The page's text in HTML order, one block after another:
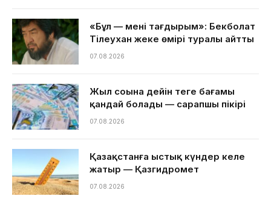
«Бұл — менің тағдырым»: Бекболат
Тілеухан жеке өмірі туралы айтты
07.08.2026
Жыл соңына дейін теңге бағамы
қандай болады — сарапшы пікірі
07.08.2026
Қазақстанға ыстық күндер келе
жатыр — Қазгидромет
07.08.2026